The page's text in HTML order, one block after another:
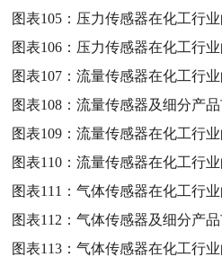
图表105： 压力传感器在化工行
图表106： 压力传感器在化工行
图表107：流量传感器在化工行
图表108：流量传感器及细分产
图表109：流量传感器在化工行
图表110：流量传感器在化工行
图表111：气体传感器在化工行
图表112：气体传感器及细分产
图表113：气体传感器在化工行